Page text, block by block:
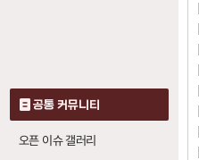
공통 커뮤니티
오픈 이슈 갤러리